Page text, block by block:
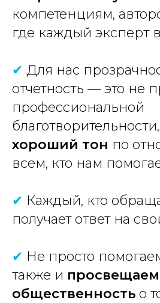
компетенциям,
где каждый эксперт
✔ Для нас
отчетность — это не
профессиональной
хороший тон по
всем, кто нам
✔ Каждый, кто
получает ответ на
✔ Не просто
также и просвещаем
общественность о